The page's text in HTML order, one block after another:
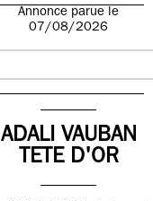
Annonce parue le
07/08/2026
ADALI VAUBAN
TETE D'OR